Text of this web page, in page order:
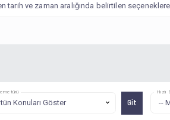
ve zaman aralığında belirtilen
türü Hızlı